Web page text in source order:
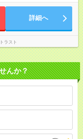
詳細へ
ラスト
んか？